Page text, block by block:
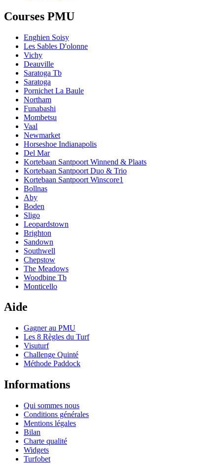
Courses PMU
Enghien Soisy
Les Sables D'olonne
Vichy
Deauville
Saratoga Tb
Saratoga
Pornichet La Baule
Northam
Funabashi
Mombetsu
Vaal
Newmarket
Horseshoe Indianapolis
Del Mar
Kortebaan Santpoort Winnend & Plaats
Kortebaan Santpoort Duo & Trio
Kortebaan Santpoort Winscore1
Bollnas
Aby
Boden
Sligo
Leopardstown
Brighton
Sandown
Southwell
Chepstow
The Meadows
Woodbine Tb
Monticello
Aide
Gagner au PMU
Les 8 Règles du Turf
Visuturf
Challenge Quinté
Méthode Paddock
Informations
Qui sommes nous
Conditions générales
Mentions légales
Bilan
Charte qualité
Widgets
Turfobet